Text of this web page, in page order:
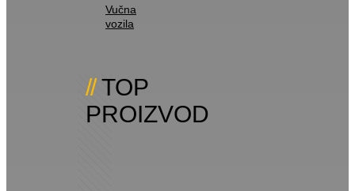
Vučna
vozila
TOP
PROIZVOD